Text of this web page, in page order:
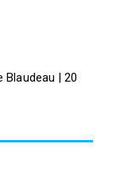
Blaudeau | 20